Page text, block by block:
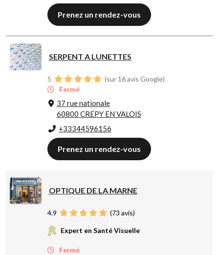
Prenez un rendez-vous
SERPENT A LUNETTES
5
(sur 16 avis Google)
Fermé
37 rue nationale
60800 CREPY EN VALOIS
+33344596156
Prenez un rendez-vous
OPTIQUE DE LA MARNE
4.9 (73 avis)
Expert en Santé Visuelle
Fermé